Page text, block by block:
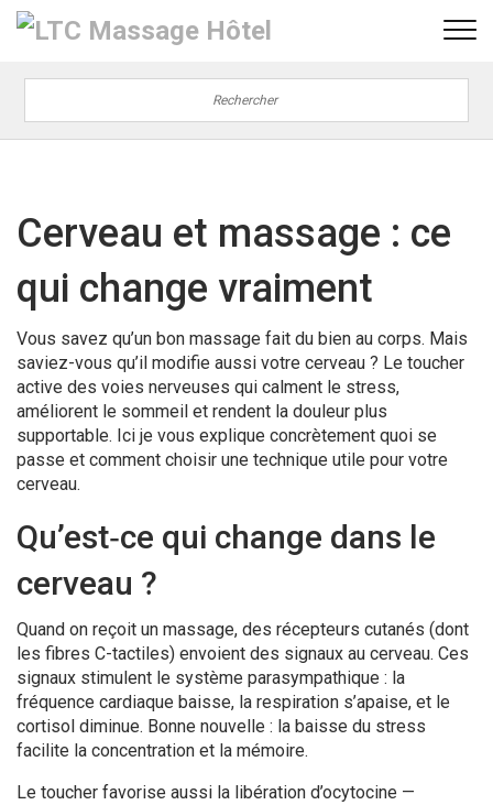
Cerveau et massage : ce
qui change vraiment
Vous savez qu’un bon massage fait du bien au corps. Mais
saviez-vous qu’il modifie aussi votre cerveau ? Le toucher
active des voies nerveuses qui calment le stress,
améliorent le sommeil et rendent la douleur plus
supportable. Ici je vous explique concrètement quoi se
passe et comment choisir une technique utile pour votre
cerveau.
Qu’est‑ce qui change dans le
cerveau ?
Quand on reçoit un massage, des récepteurs cutanés (dont
les fibres C-tactiles) envoient des signaux au cerveau. Ces
signaux stimulent le système parasympathique : la
fréquence cardiaque baisse, la respiration s’apaise, et le
cortisol diminue. Bonne nouvelle : la baisse du stress
facilite la concentration et la mémoire.
Le toucher favorise aussi la libération d’ocytocine —